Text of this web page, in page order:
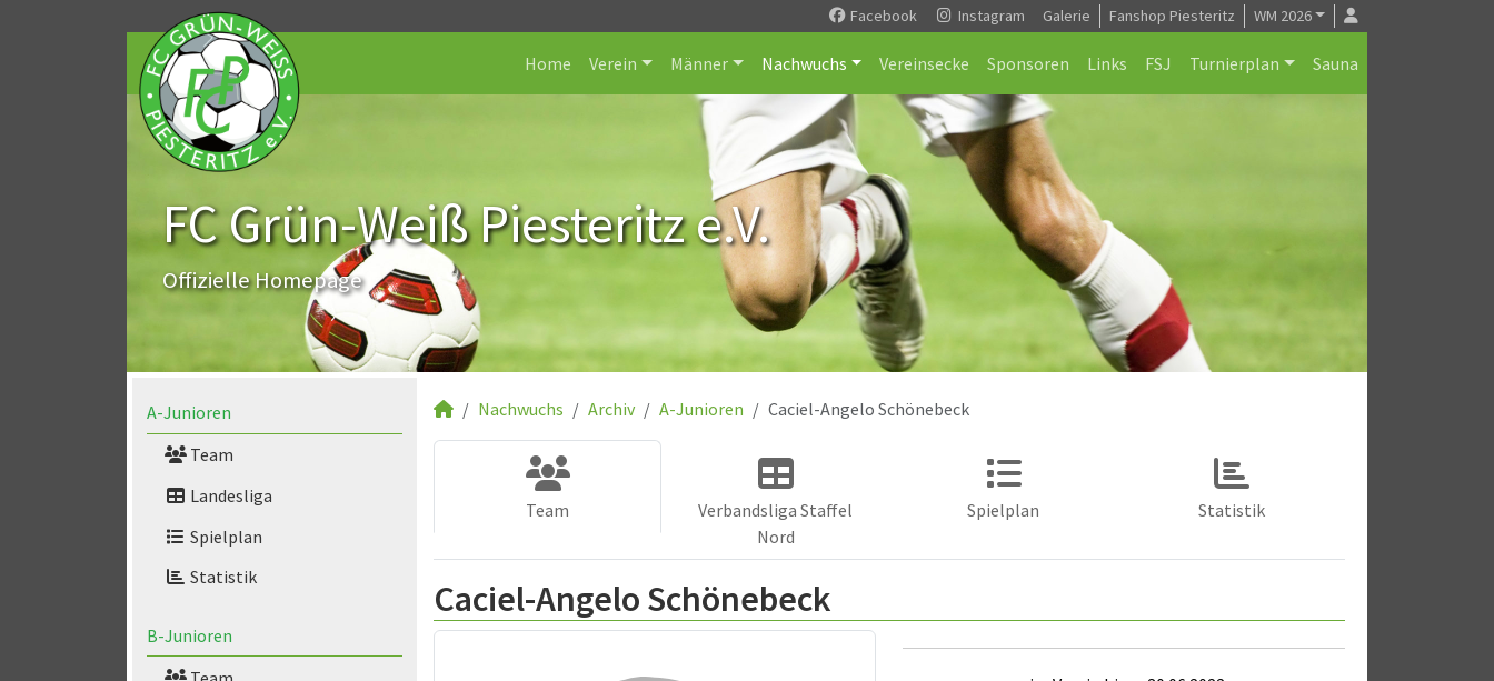
Facebook Instagram Galerie Fanshop Piesteritz WM 2026
Home Verein Männer Nachwuchs Vereinsecke Sponsoren Links FSJ Turnierplan Sauna
FC Grün-Weiß Piesteritz e.V.
Offizielle Homepage
A-Junioren
Team
Landesliga
Spielplan
Statistik
B-Junioren
Nachwuchs Archiv A-Junioren Caciel-Angelo Schönebeck
Team
Verbandsliga Staffel
Nord
Spielplan Statistik
Caciel-Angelo Schönebeck